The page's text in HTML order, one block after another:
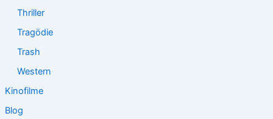
Thriller
Tragödie
Trash
Western
Kinofilme
Blog